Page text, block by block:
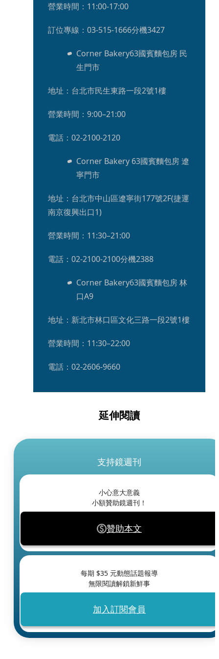
營業時間：11:00-17:00
訂位專線：03-515-1666分機3427
Corner Bakery63國賓麵包房 民
生門市
地址：台北市民生東路一段2號1樓
營業時間：9:00–21:00
電話：02-2100-2120
Corner Bakery 63國賓麵包房 遼
寧門市
地址：台北市中山區遼寧街177號2F(捷運
南京復興出口1)
營業時間：11:30–21:00
電話：02-2100-2100分機2388
Corner Bakery63國賓麵包房 林
口A9
地址：新北市林口區文化三路一段2號1樓
營業時間：11:30–22:00
電話：02-2606-9660
延伸閱讀
支持鏡週刊
小心意大意義
小額贊助鏡週刊！
贊助本文
每期 $35 元動態話題報導
無限閱讀解鎖新鮮事
加入訂閱會員